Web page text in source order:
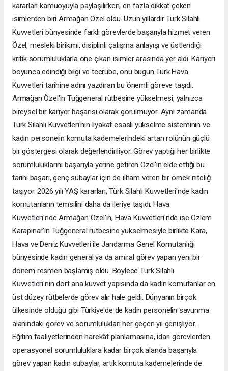
kararları kamuoyuyla paylaşılırken, en fazla dikkat çeken
isimlerden biri Armağan Özel oldu. Uzun yıllardır Türk Silahlı
Kuvvetleri bünyesinde farklı görevlerde başarıyla hizmet veren
Özel, mesleki birikimi, disiplinli çalışma anlayışı ve üstlendiği
kritik sorumluluklarla öne çıkan isimler arasında yer aldı. Kariyeri
boyunca edindiği bilgi ve tecrübe, onu bugün Türk Hava
Kuvvetleri tarihine adını yazdıran bu önemli göreve taşıdı.
Armağan Özel'in Tuğgeneral rütbesine yükselmesi, yalnızca
bireysel bir kariyer başarısı olarak görülmüyor. Aynı zamanda
Türk Silahlı Kuvvetleri'nin liyakat esaslı yükselme sisteminin ve
kadın personelin komuta kademelerindeki artan rolünün güçlü
bir göstergesi olarak değerlendiriliyor. Görev yaptığı her birlikte
sorumluluklarını başarıyla yerine getiren Özel'in elde ettiği bu
tarihi başarı, genç subaylar için de ilham veren bir örnek niteliği
taşıyor. 2026 yılı YAŞ kararları, Türk Silahlı Kuvvetleri'nde kadın
komutanların temsilini daha da ileriye taşıdı. Hava
Kuvvetleri'nde Armağan Özel'in, Hava Kuvvetleri'nde ise Özlem
Karapınar'ın Tuğgeneral rütbesine yükselmesiyle birlikte Kara,
Hava ve Deniz Kuvvetleri ile Jandarma Genel Komutanlığı
bünyesinde kadın general ya da amiral görev yapan yeni bir
dönem resmen başlamış oldu. Böylece Türk Silahlı
Kuvvetleri'nin dört ana kuvvet yapısında da kadın komutanlar en
üst düzey rütbelerde görev alır hale geldi. Dünyanın birçok
ülkesinde olduğu gibi Türkiye'de de kadın personelin savunma
alanındaki görev ve sorumlulukları her geçen yıl genişliyor.
Eğitim faaliyetlerinden harekât planlamasına, idari görevlerden
operasyonel sorumluluklara kadar birçok alanda başarıyla
görev yapan kadın subaylar, artık komuta kademelerinde de